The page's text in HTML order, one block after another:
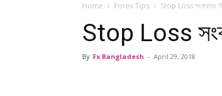
Home Forex Tips Stop Loss সংক্রান্ত
Stop Loss
By Fx Bangladesh - April 29, 2018